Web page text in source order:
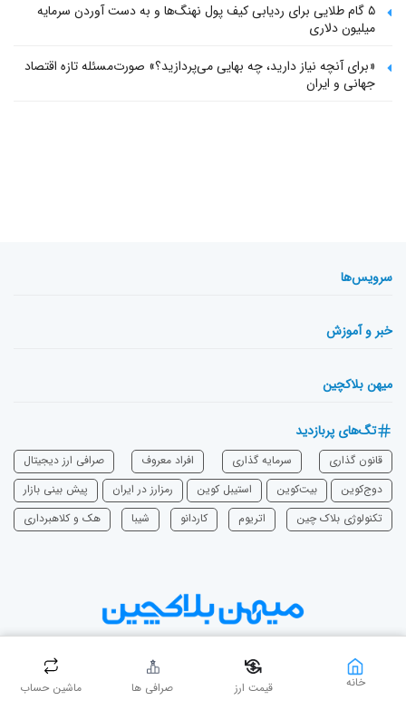
۵ گام طلایی برای ردیابی کیف پول‌ نهنگ‌ها و به دست آوردن سرمایه
میلیون دلاری
«برای آنچه نیاز دارید، چه بهایی می‌پردازید؟» صورت‌مسئله تازه اقتصاد
جهانی و ایران
خانه قیمت ارز صرافی ها ماشین حساب
سرویس‌ها
خبر و آموزش
میهن بلاکچین
تگ‌های پربازدید
قانون گذاری سرمایه‌ گذاری افراد معروف
صرافی ارز دیجیتال
دوج‌کوین
بیت‌کوین استیبل کوین رمزارز در ایران
پیش بینی بازار
تکنولوژی بلاک چین
اتریوم ‌کاردانو شیبا هک و کلاهبرداری